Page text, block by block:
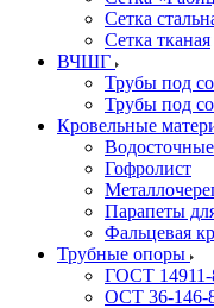
Сетка
Сетка тканая
ВЧШГ
Трубы под
Трубы под
Кровельные
Гофролист
Парапеты
Фальцевая
Трубные опоры
ГОСТ
ОСТ 36-